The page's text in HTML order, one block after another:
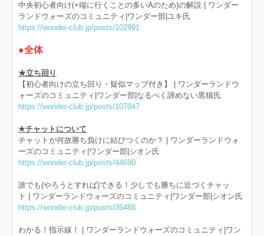
中央初心者向け(+端に行くことの多いAのため)の解説 | ワンダー
ランドウォーズのコミュニティ|ワンダー部|ユキ氏
https://wonder-club.jp/posts/102991
●全体
★立ち回り
【初心者向けの立ち回り・疑似マップ付き】 | ワンダーランドウ
ォーズのコミュニティ|ワンダー部|なるべく諦めない黒猫氏
https://wonder-club.jp/posts/107047
★チャットについて
チャットが何故勝ち負けに結びつくのか？ | ワンダーランドウォ
ーズのコミュニティ|ワンダー部|シオン氏
https://wonder-club.jp/posts/44690
誰でも(やろうとすれば)できる！少しでも勝ちに近づくチャッ
ト | ワンダーランドウォーズのコミュニティ|ワンダー部|シオン氏
https://wonder-club.jp/posts/35488
わかる！指示線！ | ワンダーランドウォーズのコミュニティ|ワン